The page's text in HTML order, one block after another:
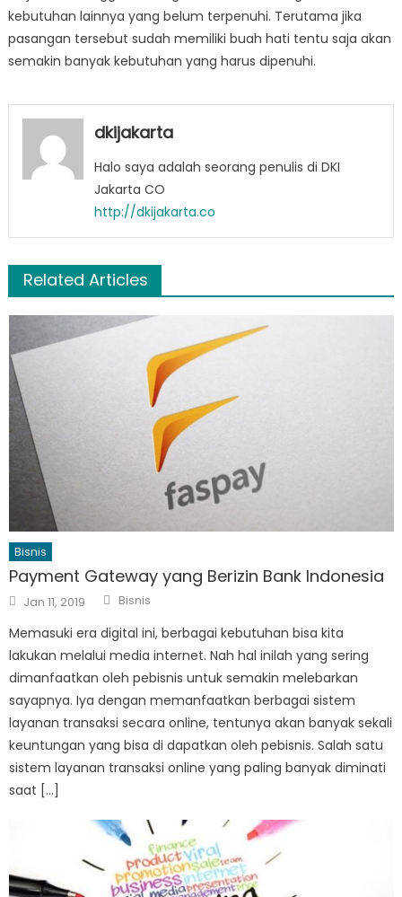
kebutuhan lainnya yang belum terpenuhi. Terutama jika
pasangan tersebut sudah memiliki buah hati tentu saja akan
semakin banyak kebutuhan yang harus dipenuhi.
dkijakarta
Halo saya adalah seorang penulis di DKI
Jakarta CO
http://dkijakarta.co
Related Articles
Bisnis
Payment Gateway yang Berizin Bank Indonesia
Posted
on
Jan 11, 2019 Author
Bisnis
Memasuki era digital ini, berbagai kebutuhan bisa kita
lakukan melalui media internet. Nah hal inilah yang sering
dimanfaatkan oleh pebisnis untuk semakin melebarkan
sayapnya. Iya dengan memanfaatkan berbagai sistem
layanan transaksi secara online, tentunya akan banyak sekali
keuntungan yang bisa di dapatkan oleh pebisnis. Salah satu
sistem layanan transaksi online yang paling banyak diminati
saat […]